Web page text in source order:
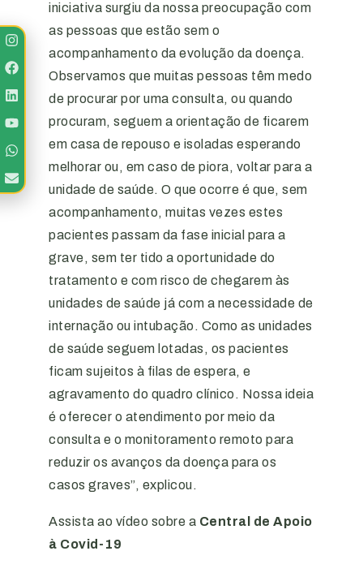
iniciativa surgiu da nossa preocupação com
as pessoas que estão sem o
acompanhamento da evolução da doença.
Observamos que muitas pessoas têm medo
de procurar por uma consulta, ou quando
procuram, seguem a orientação de ficarem
em casa de repouso e isoladas esperando
melhorar ou, em caso de piora, voltar para a
unidade de saúde. O que ocorre é que, sem
acompanhamento, muitas vezes estes
pacientes passam da fase inicial para a
grave, sem ter tido a oportunidade do
tratamento e com risco de chegarem às
unidades de saúde já com a necessidade de
internação ou intubação. Como as unidades
de saúde seguem lotadas, os pacientes
ficam sujeitos à filas de espera, e
agravamento do quadro clínico. Nossa ideia
é oferecer o atendimento por meio da
consulta e o monitoramento remoto para
reduzir os avanços da doença para os
casos graves”, explicou.
Assista ao vídeo sobre a Central de Apoio
à Covid-19